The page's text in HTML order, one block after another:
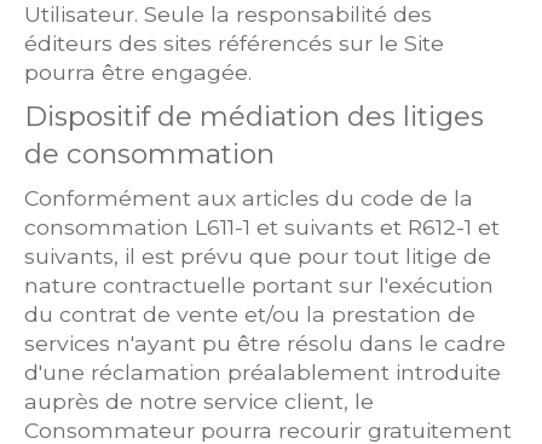
Utilisateur. Seule la responsabilité des
éditeurs des sites référencés sur le Site
pourra être engagée.
Dispositif de médiation des litiges
de consommation
Conformément aux articles du code de la
consommation L611-1 et suivants et R612-1 et
suivants, il est prévu que pour tout litige de
nature contractuelle portant sur l'exécution
du contrat de vente et/ou la prestation de
services n'ayant pu être résolu dans le cadre
d'une réclamation préalablement introduite
auprès de notre service client, le
Consommateur pourra recourir gratuitement